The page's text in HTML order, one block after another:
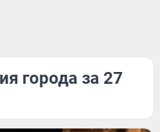
города за 27